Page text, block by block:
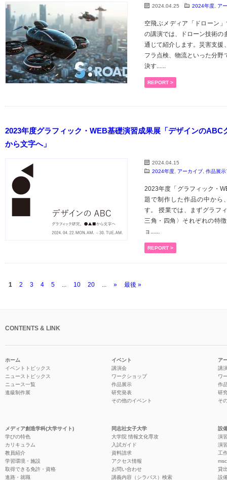
2024.04.25 2024年度 ア
空飛ぶメディア「ドローン
の講演では、ドローン技術の
通じて紹介します。災害支援
フラ点検、物流といった分野
決す......
REPORT >
2023年度グラフィック・WEB基礎演習成果展「デザインの
から文字へ」
2024.04.15
2024年度
アーカイブ 作品展
2023年度「グラフィック・
題で制作した作品の中から
す。 授業では、まずグラフ
三角・四角〉それぞれの特
ョ......
REPORT >
1 2 3 4 5 ... 10 20 ... » 最後 »
CONTENTS & LINK
ホーム
イベントトピックス
ニューストピックス
ニュース一覧
進級制作展
イベント
講演会
ワークショップ
作品展示
研究発表
その他のイベント
ア
講
ワ
作
研
そ
メディア創造学科(大学サイト)
学びの特色
カリキュラム
教員紹介
学習環境・施設
取得できる免許・資格
進路・就職
同志社女子大学
大学院 情報文化専攻
入試ガイド
資料請求
アクセス情報
お問い合わせ
講義内容（シラバス）検索
設
演
演
工
貸
設